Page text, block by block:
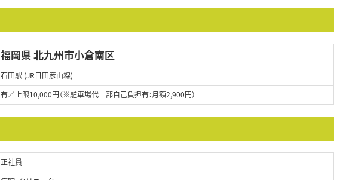
福岡県 北九州市小倉南区
石田駅 (JR日田彦山線)
有／上限10,000円（※駐車場代一部自己負担有：月額2,900円）
正社員